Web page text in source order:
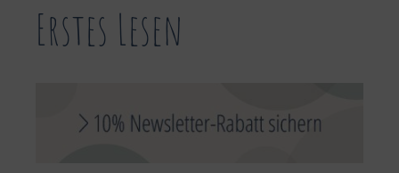
Erstes Lesen